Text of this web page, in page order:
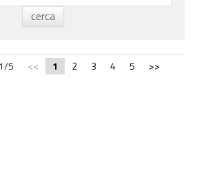
5 << 1 2 3 4 5 >>